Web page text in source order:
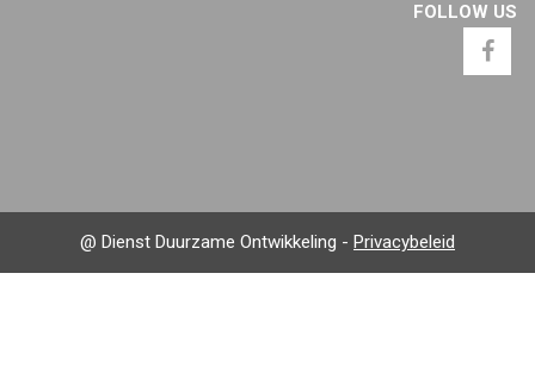
FOLLOW US
@ Dienst Duurzame Ontwikkeling - Privacybeleid